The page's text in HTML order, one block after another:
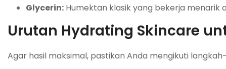
Glycerin: Humektan klasik yang bekerja menarik
Urutan Hydrating Skincare
Agar hasil maksimal, pastikan Anda mengikuti